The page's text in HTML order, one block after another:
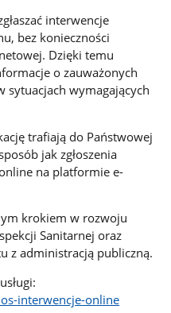
interwencje
bez konieczności
Dzięki temu
o zauważonych
sytuacjach wymagających
trafiają do Państwowej
jak zgłoszenia
na platformie e-
krokiem w rozwoju
Sanitarnej oraz
z administracją publiczną.
interwencje-online